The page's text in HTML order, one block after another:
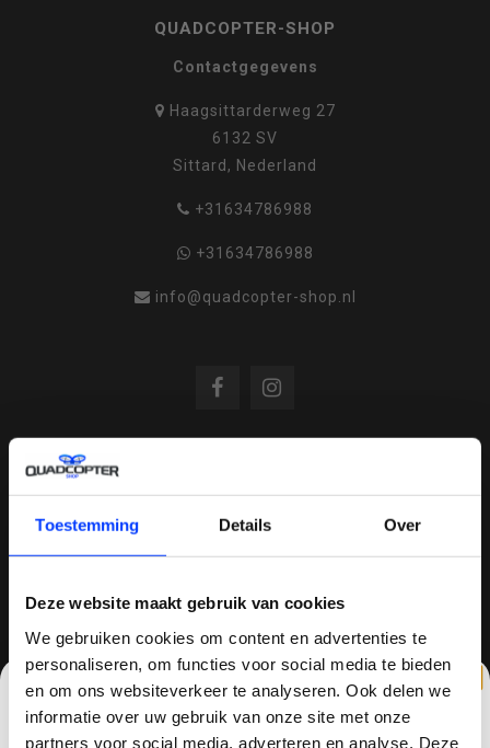
Toestemming Details Over
Deze website maakt gebruik van cookies
We gebruiken cookies om content en advertenties te
personaliseren, om functies voor social media te bieden
en om ons websiteverkeer te analyseren. Ook delen we
informatie over uw gebruik van onze site met onze
partners voor social media, adverteren en analyse. Deze
QUADCOPTER-SHOP
Contactgegevens
Haagsittarderweg 27
6132 SV
Sittard, Nederland
+31634786988
+31634786988
info@quadcopter-shop.nl
QUADCOPTER-SHOP.NL
Sinds 2014 is quadcopter-shop een bekende
speler op het gebied van drones, quadcopters,